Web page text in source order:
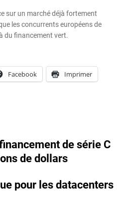
sur un marché déjà fortement
les concurrents européens de
du financement vert.
Facebook Imprimer
de série C
de dollars
pour les datacenters